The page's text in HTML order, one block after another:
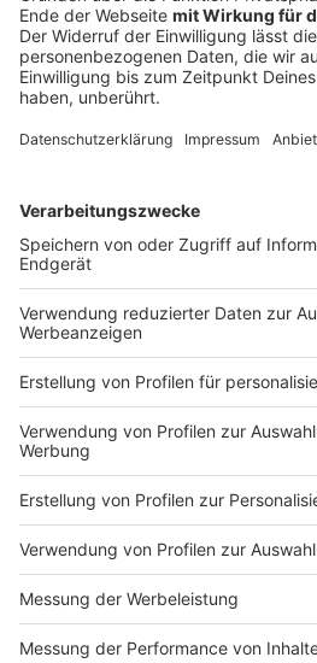
Oliver Korittke aus: "Das Team
einer zweiten Familie – und die
Münster sind für mich Berliner
Heimat geworden."
Und es geht weiter...
Anzeige
Vom 17. März bis zum 27. Mai
Münster und Köln zwei weitere
Scoring". Regie führt Dominik
Ausstrahlungstermine für die
noch nicht fest.
Anzeige
Über das Jubiläum "25 Jahre